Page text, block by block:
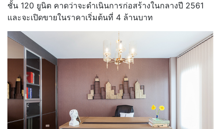
ชั้น 120 ยูนิต คาดว่าจะดำเนินการก่อสร้างในกลางปี 2561
และจะเปิดขายในราคาเริ่มต้นที่ 4 ล้านบาท